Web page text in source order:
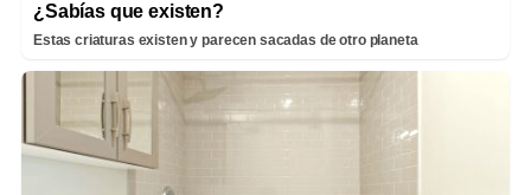
¿Sabías que existen?
Estas criaturas existen y parecen sacadas de otro planeta